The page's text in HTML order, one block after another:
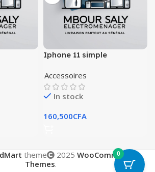
Iphone 11 simple
Accessoires
In stock
160,500CFA
theme 2025 WooCommerce
Themes.
0